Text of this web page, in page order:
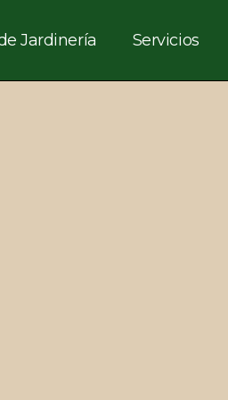
Jardinería Servicios
espacio